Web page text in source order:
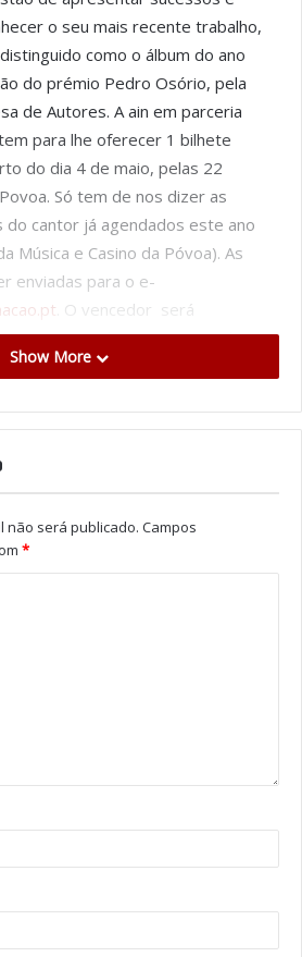
o seu mais recente trabalho,
como o álbum do ano
do prémio Pedro Osório, pela
de Autores. A ain em parceria
para lhe oferecer 1 bilhete
do dia 4 de maio, pelas 22
Só tem de nos dizer as
cantor já agendados este ano
Música e Casino da Póvoa). As
enviadas para o e-
. O vencedor será
(via Random) e contactado
Terá também de partilhar esta
na página da ain.
Show More
não será publicado. Campos
*